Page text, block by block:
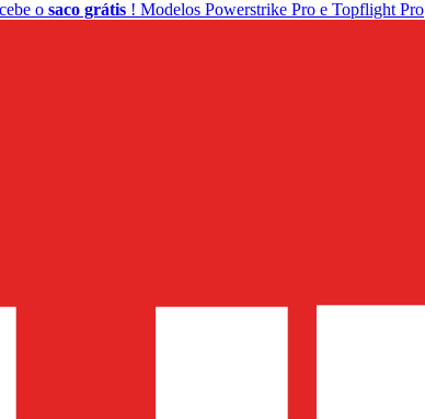
o saco grátis ! Modelos Powerstrike Pro e Topflight Pro